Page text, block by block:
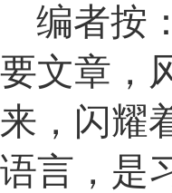
编者按
要文章，
来，闪耀
语言，是